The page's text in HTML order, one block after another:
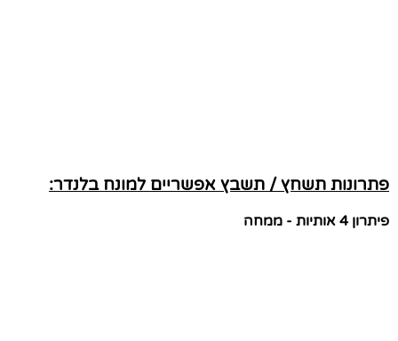
פתרונות תשחץ / תשבץ אפשריים למונח בלנדר:
פיתרון 4 אותיות - ממחה